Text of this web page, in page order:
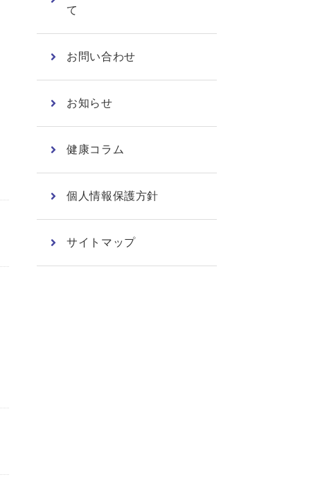
て
お問い合わせ
お知らせ
健康コラム
個人情報保護方針
サイトマップ